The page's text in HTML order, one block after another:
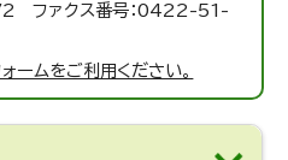
ファクス番号：0422-51-
ームをご利用ください。